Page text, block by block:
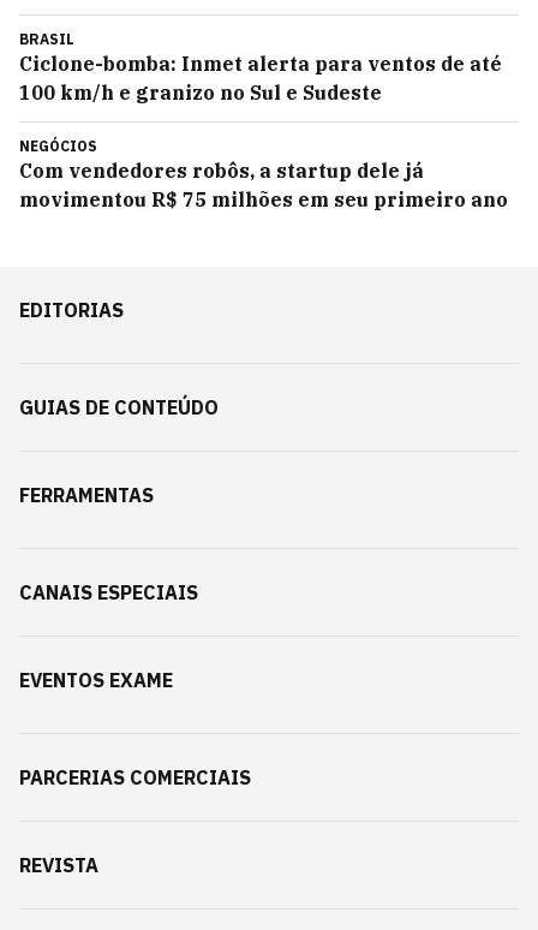
BRASIL
Ciclone-bomba: Inmet alerta para ventos de até
100 km/h e granizo no Sul e Sudeste
NEGÓCIOS
Com vendedores robôs, a startup dele já
movimentou R$ 75 milhões em seu primeiro ano
EDITORIAS
GUIAS DE CONTEÚDO
FERRAMENTAS
CANAIS ESPECIAIS
EVENTOS EXAME
PARCERIAS COMERCIAIS
REVISTA